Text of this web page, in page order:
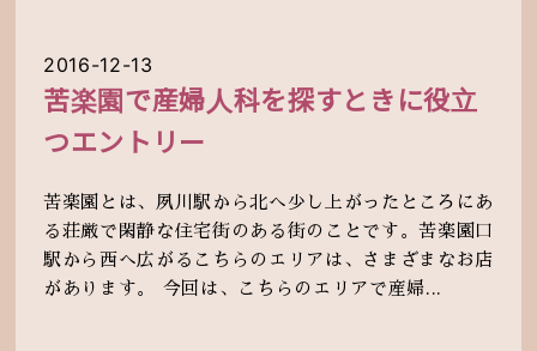
2016-12-13
苦楽園で産婦人科を探すときに役立
つエントリー
苦楽園とは、夙川駅から北へ少し上がったところにあ
る荘厳で閑静な住宅街のある街のことです。苦楽園口
駅から西へ広がるこちらのエリアは、さまざまなお店
があります。 今回は、こちらのエリアで産婦...